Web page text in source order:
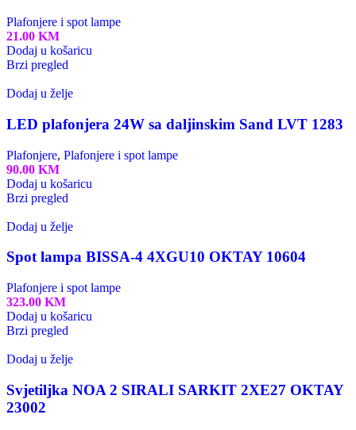
Plafonjere i spot lampe
21.00 KM
Dodaj u košaricu
Brzi pregled
Dodaj u želje
LED plafonjera 24W sa daljinskim Sand LVT 1283
Plafonjere, Plafonjere i spot lampe
90.00 KM
Dodaj u košaricu
Brzi pregled
Dodaj u želje
Spot lampa BISSA-4 4XGU10 OKTAY 10604
Plafonjere i spot lampe
323.00 KM
Dodaj u košaricu
Brzi pregled
Dodaj u želje
Svjetiljka NOA 2 SIRALI SARKIT 2XE27 OKTAY
23002